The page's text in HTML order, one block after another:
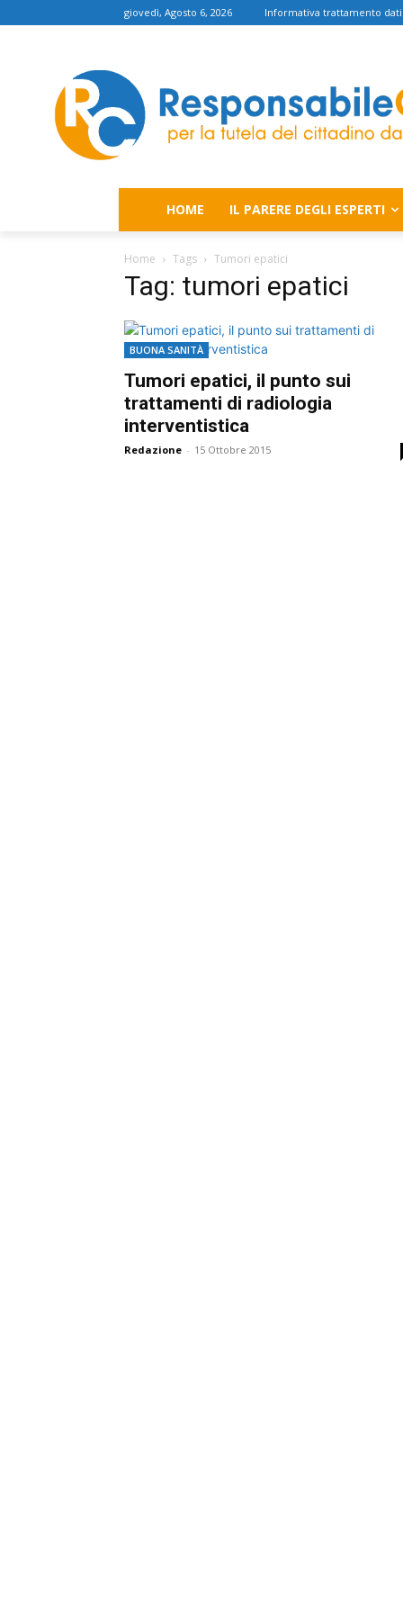
giovedì, Agosto 6, 2026 Informativa trattamento dati
HOME IL PARERE DEGLI ESPERTI
Home Tags Tumori epatici
Tag: tumori epatici
BUONA SANITÀ
Tumori epatici, il punto sui
trattamenti di radiologia
interventistica
Redazione - 15 Ottobre 2015